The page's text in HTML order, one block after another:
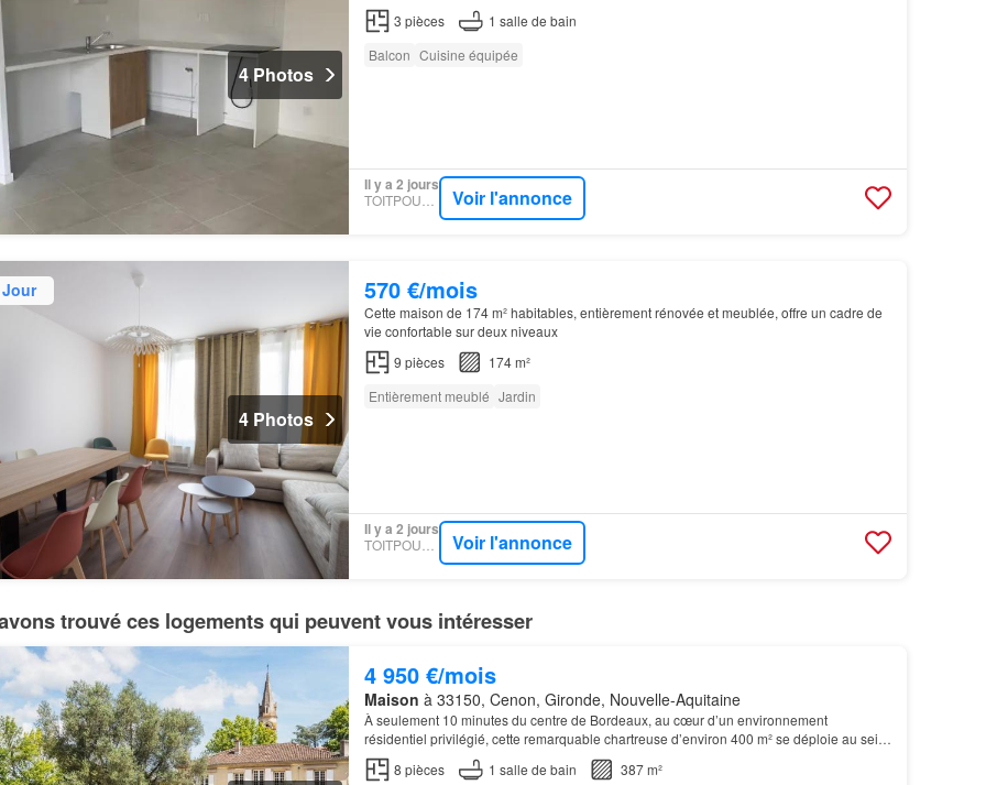
4 Photos
3 pièces 1 salle de bain
Balcon Cuisine équipée
Il y a 2 jours
TOITPOURTOI Voir l'annonce
4 Photos
570 €/mois
Cette maison de 174 m² habitables, entièrement rénovée et meublée, offre un cadre de
vie confortable sur deux niveaux
9 pièces
174 m²
Entièrement meublé Jardin
Il y a 2 jours
TOITPOURTOI Voir l'annonce
trouvé ces logements qui peuvent vous intéresser
4 950 €/mois
Maison à 33150, Cenon, Gironde, Nouvelle-Aquitaine
À seulement 10 minutes du centre de Bordeaux, au cœur d’un environnement
résidentiel privilégié, cette remarquable chartreuse d’environ 400 m² se déploie au sein
d’un magnifique parc arboré de près de 4 000 m²…
8 pièces 1 salle de bain
387 m²